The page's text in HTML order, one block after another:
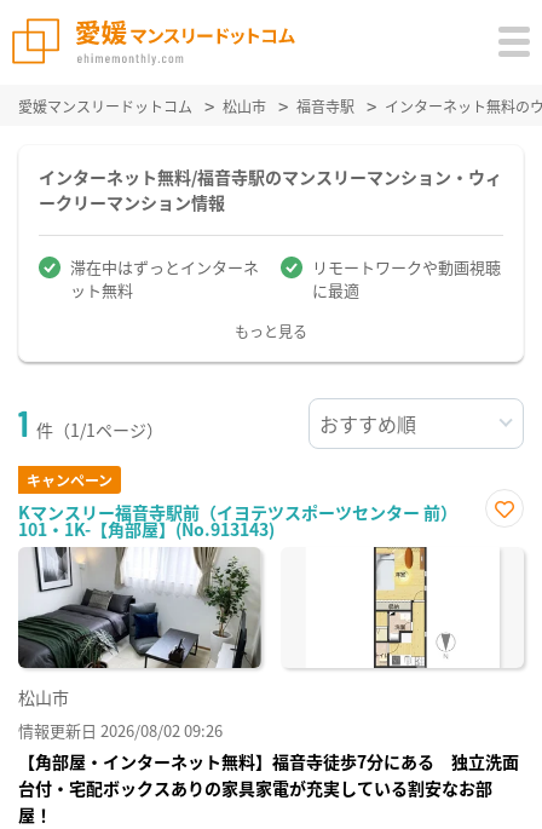
愛媛マンスリードットコム 松山市 福音寺駅 インターネット無料の
インターネット無料/福音寺駅のマンスリーマンション・ウィ
ークリーマンション情報
滞在中はずっとインターネ
ット無料
リモートワークや動画視聴
に最適
もっと見る
1 件（1/1ページ）
キャンペーン
Kマンスリー福音寺駅前（イヨテツスポーツセンター 前）
101・1K-【角部屋】(No.913143)
に入
松山市
情報更新日 2026/08/02 09:26
【角部屋・インターネット無料】福音寺徒歩7分にある 独立洗面
台付・宅配ボックスありの家具家電が充実している割安なお部
屋！